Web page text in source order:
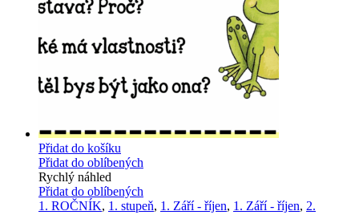
Přidat do košíku
Přidat do oblíbených
Rychlý náhled
Přidat do oblíbených
1. ROČNÍK, 1. stupeň, 1. Září - říjen, 1. Září - říjen, 2.